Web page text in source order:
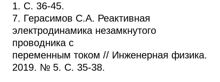
1. C. 36-45.
7. Герасимов С.А. Реактивная
электродинамика незамкнутого
проводника с
переменным током // Инженерная физика.
2019. № 5. С. 35-38.